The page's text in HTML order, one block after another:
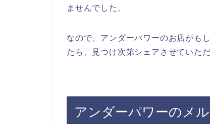
ませんでした。
なので、アンダーパワーのお店がも
たら、見つけ次第シェアさせていた
アンダーパワーのメ